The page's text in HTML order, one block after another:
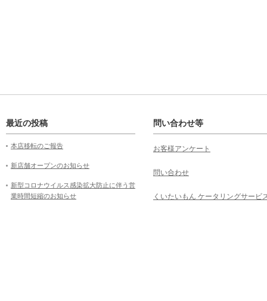
最近の投稿
本店移転のご報告
新店舗オープンのお知らせ
新型コロナウイルス感染拡大防止に伴う営
業時間短縮のお知らせ
問い合わせ等
お客様アンケート
問い合わせ
くいたいもん ケータリングサービ